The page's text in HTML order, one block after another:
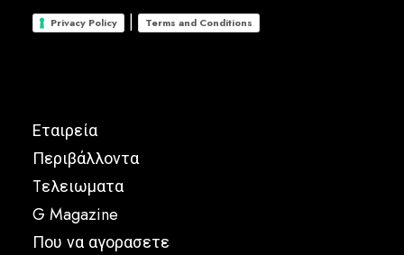
Privacy Policy | Terms and Conditions
Εταιρεία
Περιβάλλοντα
Tελειωματα
G Magazine
Που να αγορασετε